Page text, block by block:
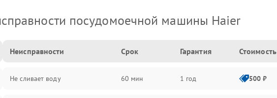
посудомоечной машины Haier
Неисправности Срок Гарантия Стоимость
Не сливает воду 60 мин 1 год 500 ₽